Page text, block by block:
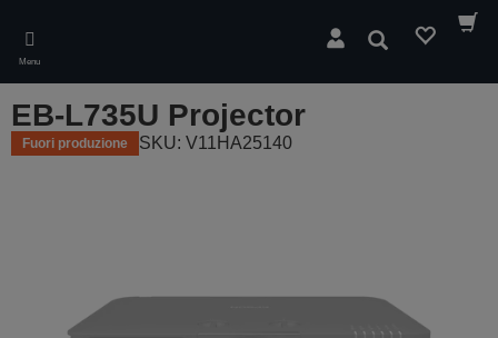
main
content
Menu
Cerca
EB-L735U Projector
Fuori produzione SKU: V11HA25140